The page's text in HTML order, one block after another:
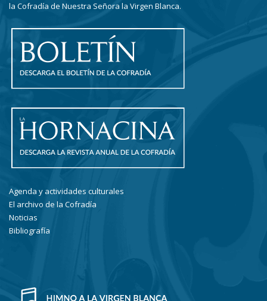
la Cofradía de Nuestra Señora la Virgen Blanca.
Agenda y actividades culturales
El archivo de la Cofradía
Noticias
Bibliografía